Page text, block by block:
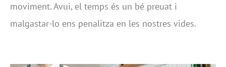
moviment. Avui, el temps és un bé preuat i
malgastar-lo ens penalitza en les nostres vides.